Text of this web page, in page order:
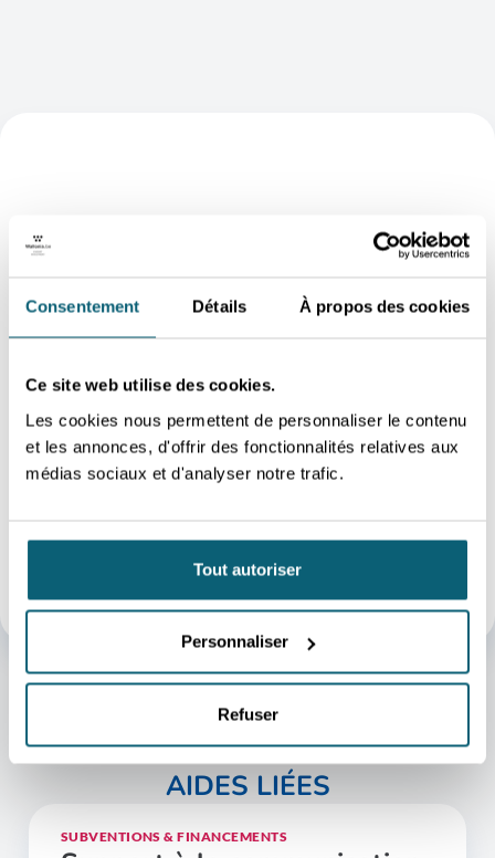
Consentement Détails À propos des cookies
Ce site web utilise des cookies.
Les cookies nous permettent de personnaliser le contenu
et les annonces, d'offrir des fonctionnalités relatives aux
médias sociaux et d'analyser notre trafic.
Tout autoriser
Personnaliser
Refuser
PARTICIPER À L’EU CBEC FORUM
de l’e-commerce transfrontalier. Cet évènement a lieu
chaque année en Wallonie et attire des acteurs venant
de tous horizons.
AIDES LIÉES
SUBVENTIONS & FINANCEMENTS